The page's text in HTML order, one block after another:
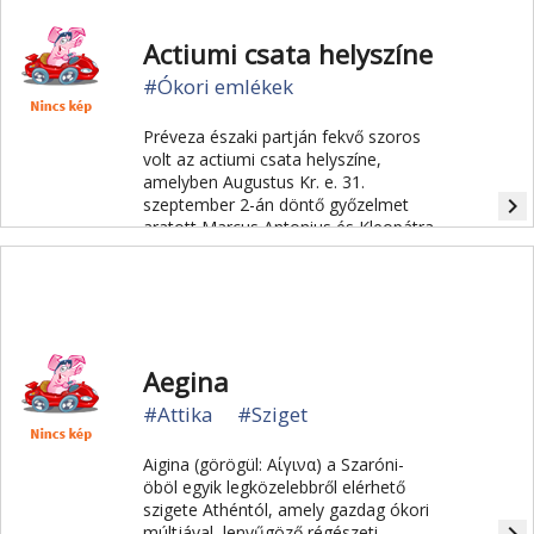
Actiumi csata helyszíne
#Ókori emlékek
Préveza északi partján fekvő szoros
volt az actiumi csata helyszíne,
amelyben Augustus Kr. e. 31.
szeptember 2-án döntő győzelmet
aratott Marcus Antonius és Kleopátra
felett. A győzelem emlékére épült
navigate_next
Aegina
#Attika #Sziget
Aigina (görögül: Αίγινα) a Szaróni-
öböl egyik legközelebbről elérhető
szigete Athéntól, amely gazdag ókori